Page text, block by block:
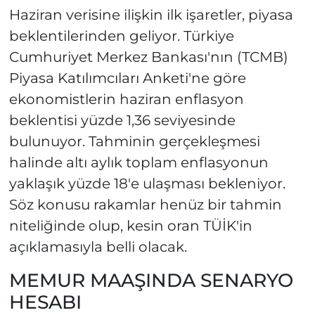
Haziran verisine ilişkin ilk işaretler, piyasa
beklentilerinden geliyor. Türkiye
Cumhuriyet Merkez Bankası'nın (TCMB)
Piyasa Katılımcıları Anketi'ne göre
ekonomistlerin haziran enflasyon
beklentisi yüzde 1,36 seviyesinde
bulunuyor. Tahminin gerçekleşmesi
halinde altı aylık toplam enflasyonun
yaklaşık yüzde 18'e ulaşması bekleniyor.
Söz konusu rakamlar henüz bir tahmin
niteliğinde olup, kesin oran TÜİK'in
açıklamasıyla belli olacak.
MEMUR MAAŞINDA SENARYO
HESABI